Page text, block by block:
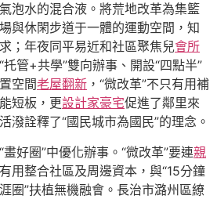
泡水的混合液。將荒地改革為集籃
與休閑步道于一體的運動空間，知
；年夜同平易近和社區聚焦兒會所
管+共學”雙向辦事、開設“四點半”
空間老屋翻新 ，“微改革”不只有用補
短板，更設計家豪宅促進了鄰里來
潑詮釋了“國民城市為國民”的理念。
好圈”中優化辦事。“微改革”要連親
用整合社區及周邊資本，與“15分鐘
圈”扶植無機融會。長治市潞州區繚